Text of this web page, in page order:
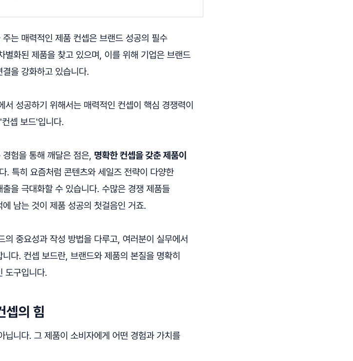
는 매력적인 제품 컨셉은 브랜드 성공의 필수
화된 제품을 찾고 있으며, 이를 위해 기업은 브랜드
을 강화하고 있습니다.
성공하기 위해서는 매력적인 컨셉이 핵심 경쟁력이
셉 보드'입니다.
험을 통해 깨달은 점은, 명확한 컨셉을 갖춘 제품이
. 특히 요즘처럼 콘텐츠와 세일즈 전략이 다양한
을 극대화할 수 있습니다. 수많은 경쟁 제품들
남는 것이 제품 성공의 첫걸음인 거죠.
중요성과 작성 방법을 다루고, 여러분이 실무에서
다. 컨셉 보드란, 브랜드와 제품의 본질을 명확히
도구입니다.
셉의 힘
니다. 그 제품이 소비자에게 어떤 경험과 가치를